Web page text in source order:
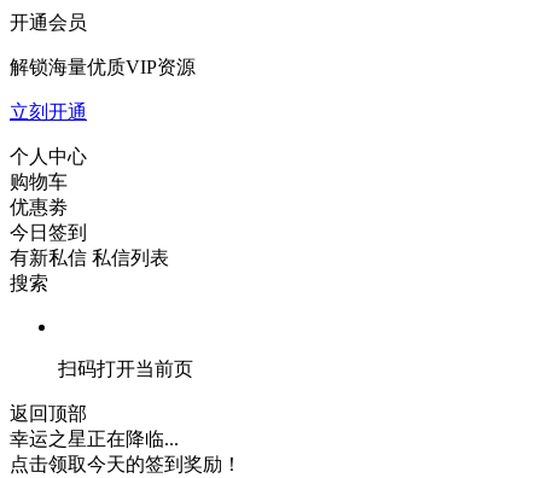
开通会员
解锁海量优质VIP资源
立刻开通
个人中心
购物车
优惠劵
今日签到
有新私信 私信列表
搜索
扫码打开当前页
返回顶部
幸运之星正在降临...
点击领取今天的签到奖励！